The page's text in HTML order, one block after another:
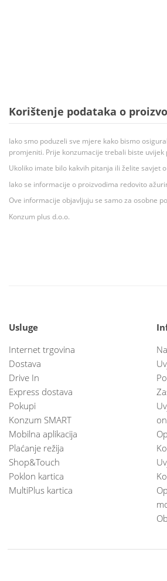
Korištenje podataka o
Iako smo poduzeli sve mjere kako bismo
promjeniti. Prije konzumacije trebali biste
Ukoliko imate bilo kakvih pitanja ili želite savjet
Iako se informacije o proizvodima redovito
Ove informacije objavljuju se samo za osobne
Konzum plus d.o.o.
Usluge
Internet trgovina
Dostava
Drive In
Express dostava
Pokupi
Konzum SMART
Mobilna aplikacija
Plaćanje režija
Shop&Touch
Poklon kartica
MultiPlus kartica